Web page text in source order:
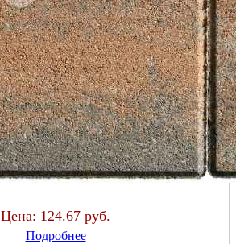
Цена: 124.67 руб.
Подробнее